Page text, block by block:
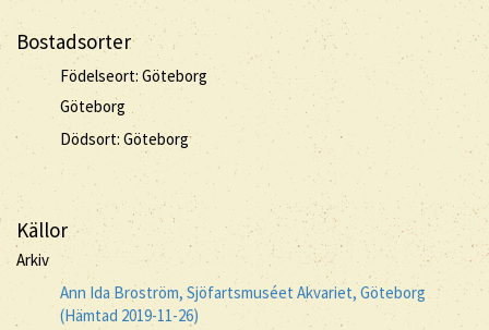
Bostadsorter
Födelseort: Göteborg
Göteborg
Dödsort: Göteborg
Källor
Arkiv
Ann Ida Broström, Sjöfartsmuséet Akvariet, Göteborg
(Hämtad 2019-11-26)